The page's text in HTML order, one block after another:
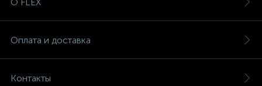
Оплата и доставка
Контакты